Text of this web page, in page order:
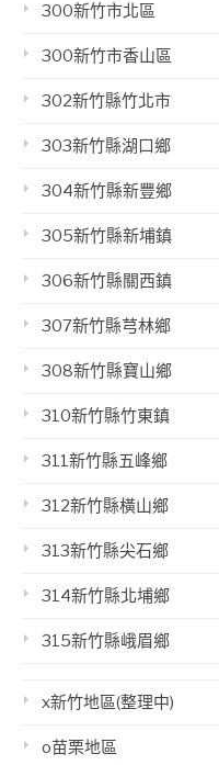
300新竹市北區
300新竹市香山區
302新竹縣竹北市
303新竹縣湖口鄉
304新竹縣新豐鄉
305新竹縣新埔鎮
306新竹縣關西鎮
307新竹縣芎林鄉
308新竹縣寶山鄉
310新竹縣竹東鎮
311新竹縣五峰鄉
312新竹縣橫山鄉
313新竹縣尖石鄉
314新竹縣北埔鄉
315新竹縣峨眉鄉
x新竹地區(整理中)
o苗栗地區